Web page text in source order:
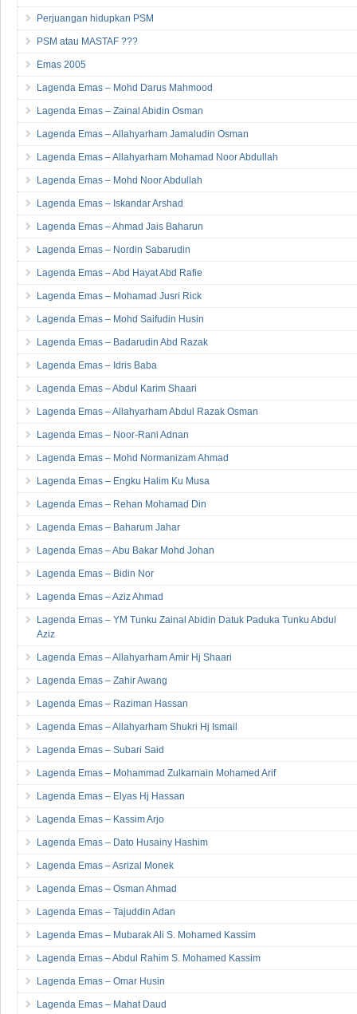
Perjuangan hidupkan PSM
PSM atau MASTAF ???
Emas 2005
Lagenda Emas – Mohd Darus Mahmood
Lagenda Emas – Zainal Abidin Osman
Lagenda Emas – Allahyarham Jamaludin Osman
Lagenda Emas – Allahyarham Mohamad Noor Abdullah
Lagenda Emas – Mohd Noor Abdullah
Lagenda Emas – Iskandar Arshad
Lagenda Emas – Ahmad Jais Baharun
Lagenda Emas – Nordin Sabarudin
Lagenda Emas – Abd Hayat Abd Rafie
Lagenda Emas – Mohamad Jusri Rick
Lagenda Emas – Mohd Saifudin Husin
Lagenda Emas – Badarudin Abd Razak
Lagenda Emas – Idris Baba
Lagenda Emas – Abdul Karim Shaari
Lagenda Emas – Allahyarham Abdul Razak Osman
Lagenda Emas – Noor-Rani Adnan
Lagenda Emas – Mohd Normanizam Ahmad
Lagenda Emas – Engku Halim Ku Musa
Lagenda Emas – Rehan Mohamad Din
Lagenda Emas – Baharum Jahar
Lagenda Emas – Abu Bakar Mohd Johan
Lagenda Emas – Bidin Nor
Lagenda Emas – Aziz Ahmad
Lagenda Emas – YM Tunku Zainal Abidin Datuk Paduka Tunku Abdul
Aziz
Lagenda Emas – Allahyarham Amir Hj Shaari
Lagenda Emas – Zahir Awang
Lagenda Emas – Raziman Hassan
Lagenda Emas – Allahyarham Shukri Hj Ismail
Lagenda Emas – Subari Said
Lagenda Emas – Mohammad Zulkarnain Mohamed Arif
Lagenda Emas – Elyas Hj Hassan
Lagenda Emas – Kassim Arjo
Lagenda Emas – Dato Husainy Hashim
Lagenda Emas – Asrizal Monek
Lagenda Emas – Osman Ahmad
Lagenda Emas – Tajuddin Adan
Lagenda Emas – Mubarak Ali S. Mohamed Kassim
Lagenda Emas – Abdul Rahim S. Mohamed Kassim
Lagenda Emas – Omar Husin
Lagenda Emas – Mahat Daud